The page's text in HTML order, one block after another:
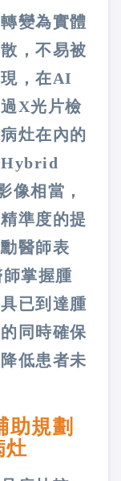
變為實體
，不易被
，在AI
X光片檢
灶在內的
Hybrid
像相當，
準度的提
醫師表
掌握腫
已到達腫
同時確保
低患者未
助規劃